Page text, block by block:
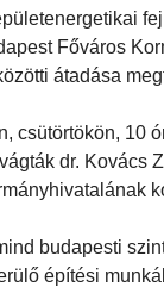
Főváros
átadása
csütörtökön, 10
dr.
budapesti
építési